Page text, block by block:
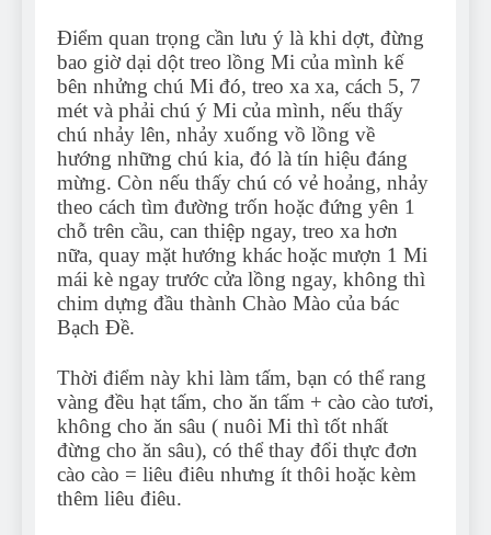
Điểm quan trọng cần lưu ý là khi dợt, đừng
bao giờ dại dột treo lồng Mi của mình kế
bên nhửng chú Mi đó, treo xa xa, cách 5, 7
mét và phải chú ý Mi của mình, nếu thấy
chú nhảy lên, nhảy xuống vồ lồng về
hướng những chú kia, đó là tín hiệu đáng
mừng. Còn nếu thấy chú có vẻ hoảng, nhảy
theo cách tìm đường trốn hoặc đứng yên 1
chỗ trên cầu, can thiệp ngay, treo xa hơn
nữa, quay mặt hướng khác hoặc mượn 1 Mi
mái kè ngay trước cửa lồng ngay, không thì
chim dựng đầu thành Chào Mào của bác
Bạch Đề.
Thời điểm này khi làm tấm, bạn có thể rang
vàng đều hạt tấm, cho ăn tấm + cào cào tươi,
không cho ăn sâu ( nuôi Mi thì tốt nhất
đừng cho ăn sâu), có thể thay đổi thực đơn
cào cào = liêu điêu nhưng ít thôi hoặc kèm
thêm liêu điêu.